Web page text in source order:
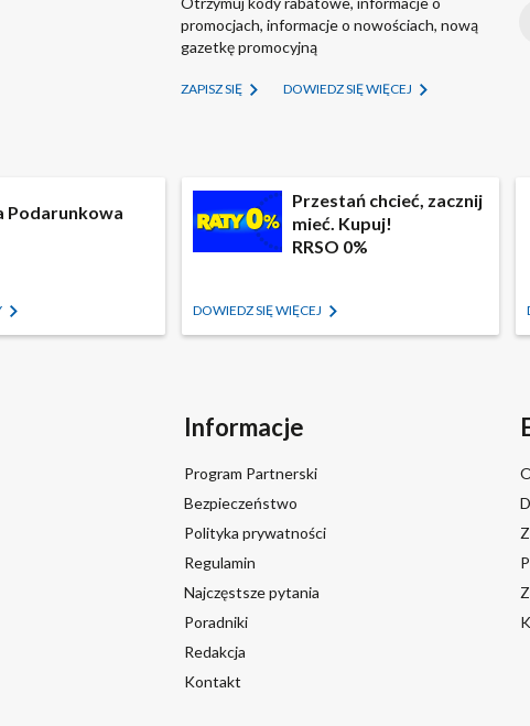
promocjach, informacje o nowościach, nową
gazetkę promocyjną
ZAPISZ SIĘ DOWIEDZ SIĘ WIĘCEJ
Podarunkowa
Przestań chcieć, zacznij
mieć. Kupuj!
RRSO 0%
DOWIEDZ SIĘ WIĘCEJ
Informacje
Program Partnerski
Bezpieczeństwo
Polityka prywatności
Regulamin
Najczęstsze pytania
Poradniki
Redakcja
Kontakt